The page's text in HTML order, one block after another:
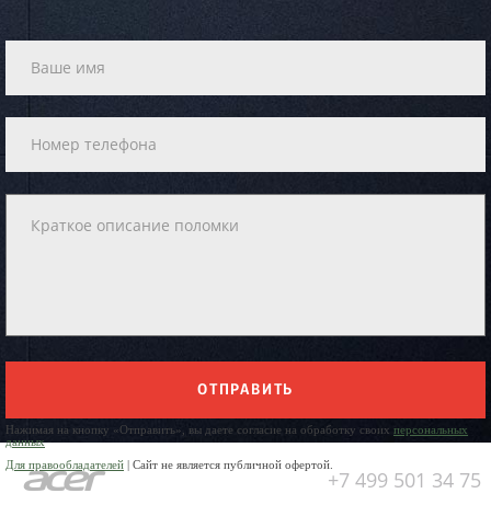
ОТПРАВИТЬ
Нажимая на кнопку «Отправить», вы даете согласие на обработку своих персональных
данных
Для правообладателей | Сайт не является публичной офертой.
+7 499 501 34 75